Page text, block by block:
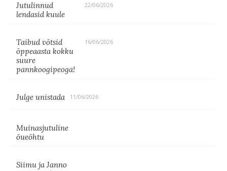
Jutulinnud
lendasid kuule
22/06/2026
Taibud võtsid
õppeaasta kokku
suure
pannkoogipeoga!
16/06/2026
Julge unistada 11/06/2026
Muinasjutuline
õueõhtu
Siimu ja Janno